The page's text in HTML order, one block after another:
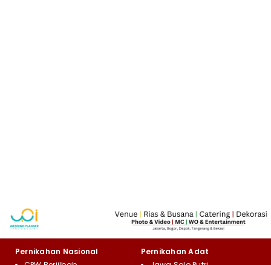
Pernikahan Nasional
Pernikahan Adat